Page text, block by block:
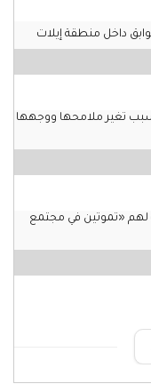
سبب تغير ملامحها ووجهها
لهم «تموتين في مجتمع